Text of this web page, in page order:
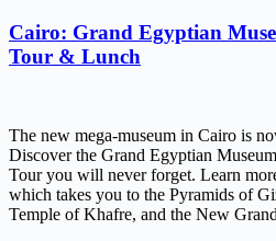
Cairo: Grand Egyptian
Tour & Lunch
The new mega-museum in Cairo is
Discover the Grand Egyptian
Tour you will never forget. Learn
which takes you to the Pyramids of
Temple of Khafre, and the New